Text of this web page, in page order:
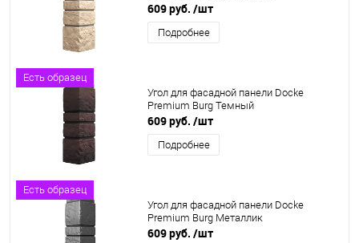
609 руб. /шт
Подробнее
Есть образец
Угол для фасадной панели Docke
Premium Burg Темный
609 руб. /шт
Подробнее
Есть образец
Угол для фасадной панели Docke
Premium Burg Металлик
609 руб. /шт